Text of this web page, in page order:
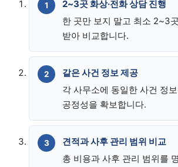
2~3곳 화상·전화 상담 진행
한 곳만 보지 말고 최소 2~3
받아 비교합니다.
같은 사건 정보 제공
각 사무소에 동일한 사건 정
공정성을 확보합니다.
견적과 사후 관리 범위 비교
총 비용과 사후 관리 범위를